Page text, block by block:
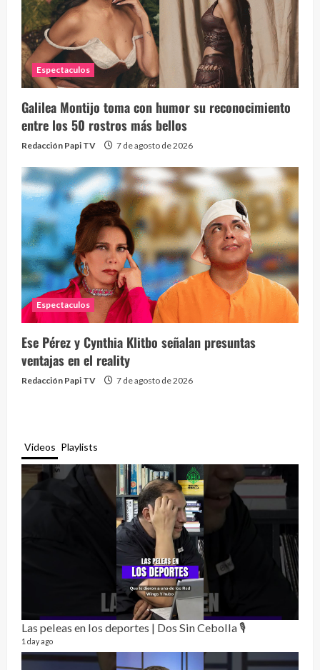
Espectaculos
Galilea Montijo toma con humor su reconocimiento
entre los 50 rostros más bellos
Redacción Papi TV 7 de agosto de 2026
Espectaculos
Ese Pérez y Cynthia Klitbo señalan presuntas
ventajas en el reality
Redacción Papi TV 7 de agosto de 2026
Videos Playlists
Las peleas en los deportes | Dos Sin Cebolla 🎙️
1 day ago